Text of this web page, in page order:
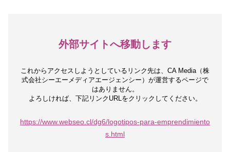
外部サイトへ移動します
これからアクセスしようとしているリンク先は、 CA Media（株
式会社シーエーメディアエージェンシー）が運営するページで
はありません。
よろしければ、下記リンクURLをクリックしてください。
https://www.webseo.cl/dg6/logotipos-para-emprendimiento
s.html